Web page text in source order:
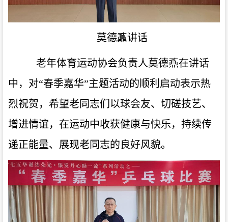
莫德鼒讲话
老年体育运动协会负责人莫德鼒在讲话
中，对“春季嘉华”主题活动的顺利启动表示热
烈祝贺，希望老同志们以球会友、切磋技艺、
增进情谊，在运动中收获健康与快乐，持续传
递正能量、展现老同志的良好风貌。